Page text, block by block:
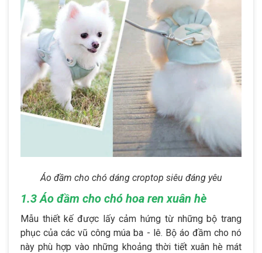
Áo đầm cho chó dáng croptop siêu đáng yêu
1.3 Áo đầm cho chó hoa ren xuân hè
Mẫu thiết kế được lấy cảm hứng từ những bộ trang
phục của các vũ công múa ba - lê. Bộ áo đầm cho nó
này phù hợp vào những khoảng thời tiết xuân hè mát